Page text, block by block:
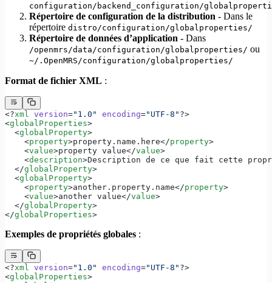
configuration/backend_configuration/
Répertoire de configuration de la distribution - Dans le
répertoire distro/configuration/globalproperties/
Répertoire de données d’application - Dans
/openmrs/data/configuration/globalproperties/ ou
~/.OpenMRS/configuration/globalproperties/
Format de fichier XML :
<?xml version="1.0" encoding="UTF-8" ?>
<globalProperties>
  <
globalProperty>
    <
property>property.name.here</property>
    <
value>property value</value>
    <
description>Description de ce que fait cette
  </
globalProperty>
  <
globalProperty>
    <
property>another.property.name</property>
    <
value>another value</value>
  </
globalProperty>
</globalProperties>
Exemples de propriétés globales :
<?xml version="1.0" encoding="UTF-8" ?>
<globalProperties>